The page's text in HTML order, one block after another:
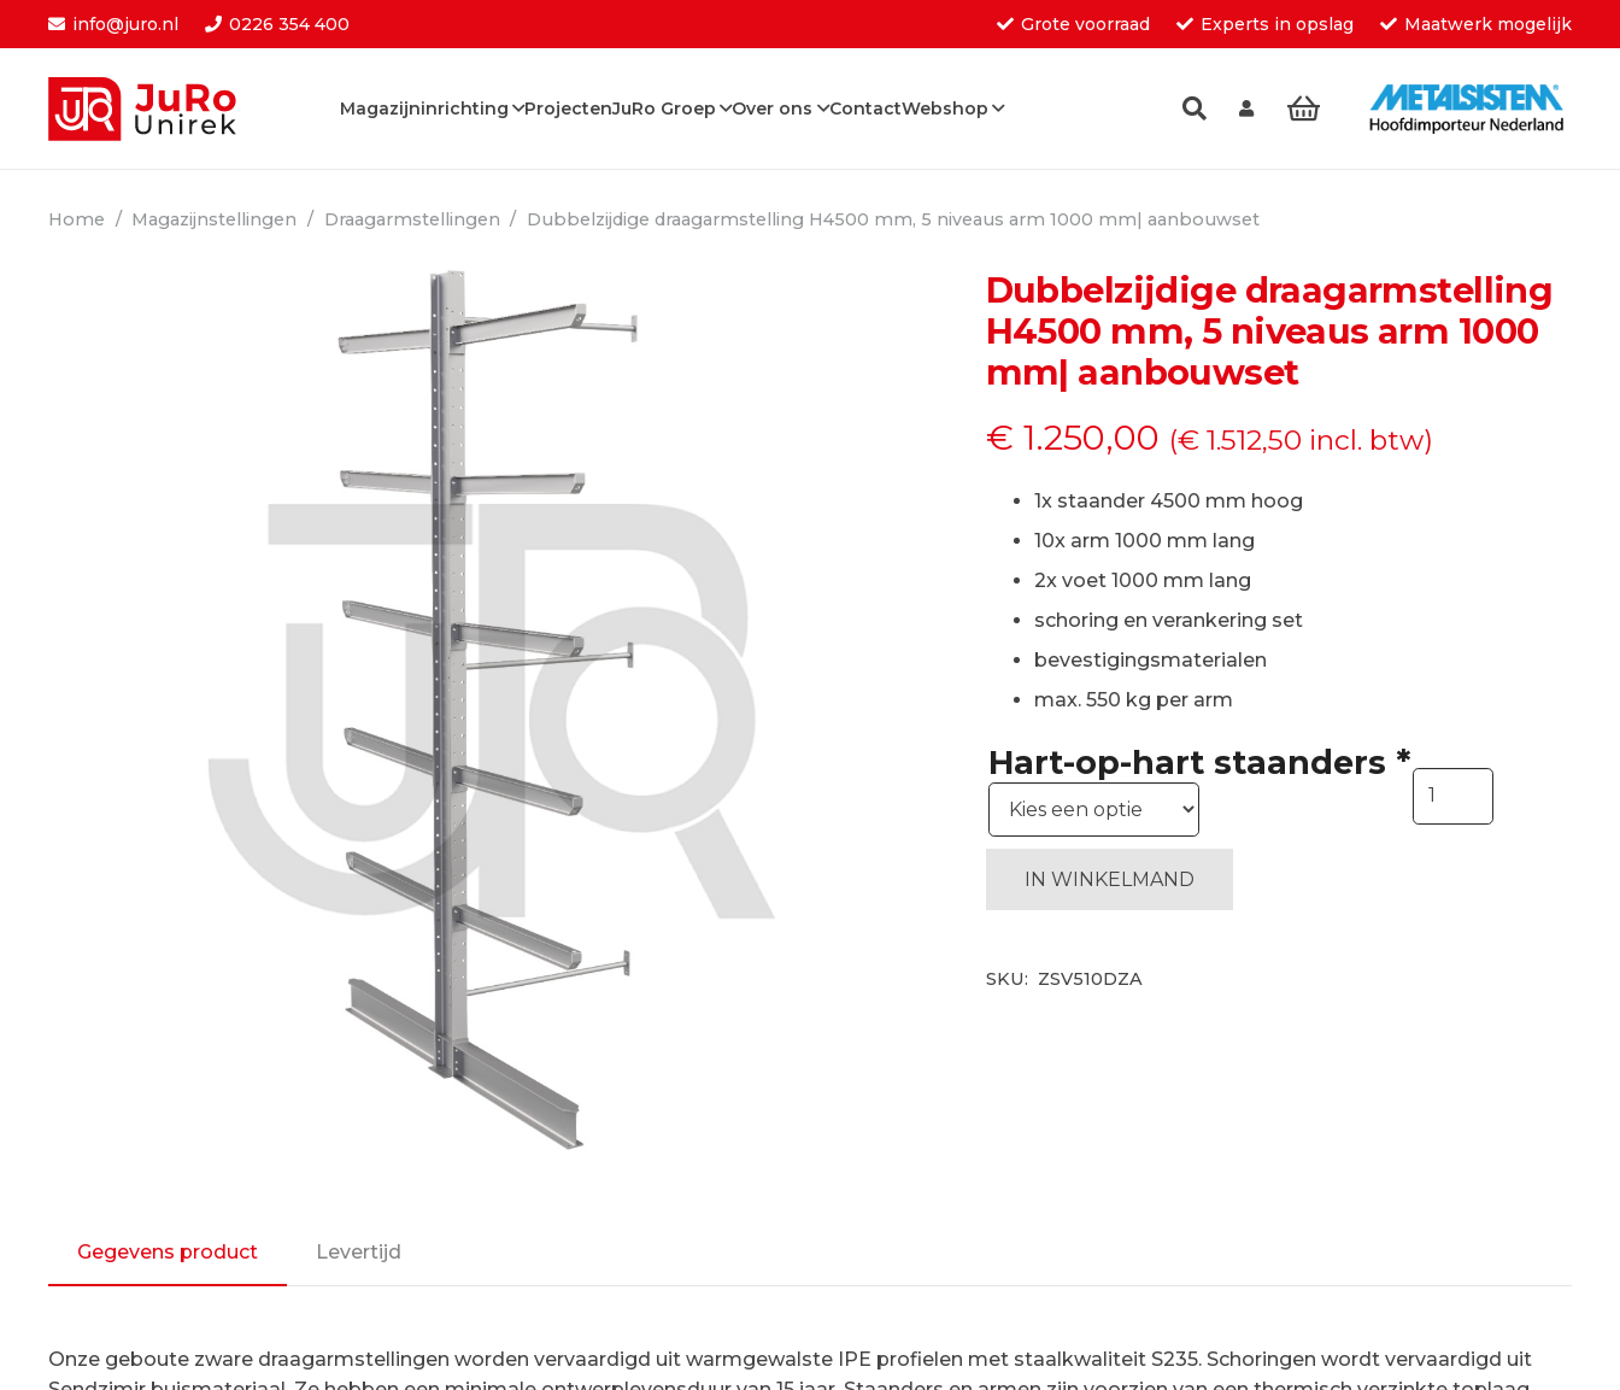
info@juro.nl 0226 354 400 Grote voorraad Experts in opslag Maatwerk mogelijk
Magazijninrichting ProjectenJuRo Groep Over ons ContactWebshop
Home / Magazijnstellingen / Draagarmstellingen / Dubbelzijdige draagarmstelling H4500 mm, 5 niveaus arm 1000 mm| aanbouwset
Dubbelzijdige draagarmstelling
H4500 mm, 5 niveaus arm 1000
mm| aanbouwset
€ 1.250,00 (€1.512,50 incl. btw)
1x staander 4500 mm hoog
10x arm 1000 mm lang
2x voet 1000 mm lang
schoring en verankering set
bevestigingsmaterialen
max. 550 kg per arm
Hart-op-hart staanders *Dubbelzijdige
IN WINKELMAND
SKU: ZSV510DZA
Gegevens product Levertijd
Onze geboute zware draagarmstellingen worden vervaardigd uit warmgewalste IPE profielen met staalkwaliteit S235. Schoringen wordt vervaardigd uit